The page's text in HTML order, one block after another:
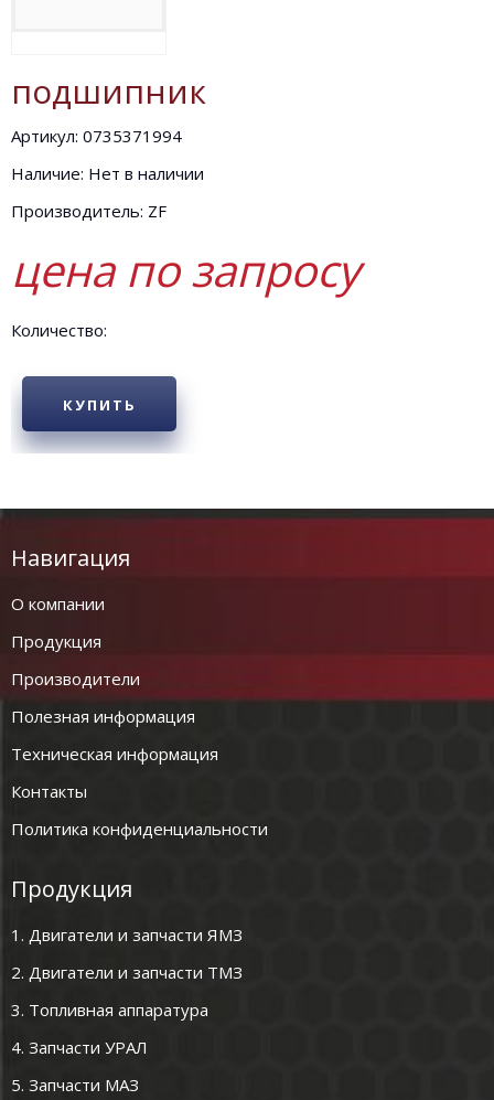
подшипник
Артикул: 0735371994
Наличие: Нет в наличии
Производитель: ZF
цена по запросу
Количество:
КУПИТЬ
Навигация
О компании
Продукция
Производители
Полезная информация
Техническая информация
Контакты
Политика конфиденциальности
Продукция
1. Двигатели и запчасти ЯМЗ
2. Двигатели и запчасти ТМЗ
3. Топливная аппаратура
4. Запчасти УРАЛ
5. Запчасти МАЗ